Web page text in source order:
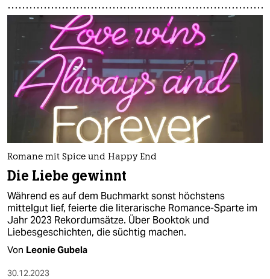
Romane mit Spice und Happy End
Die Liebe gewinnt
Während es auf dem Buchmarkt sonst höchstens
mittelgut lief, feierte die literarische Romance-Sparte im
Jahr 2023 Rekordumsätze. Über Booktok und
Liebesgeschichten, die süchtig machen.
Von Leonie Gubela
30.12.2023